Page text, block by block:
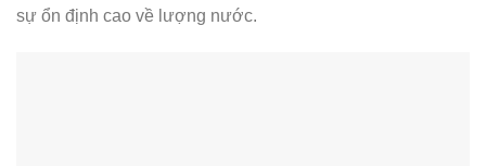
sự ổn định cao về lượng nước.